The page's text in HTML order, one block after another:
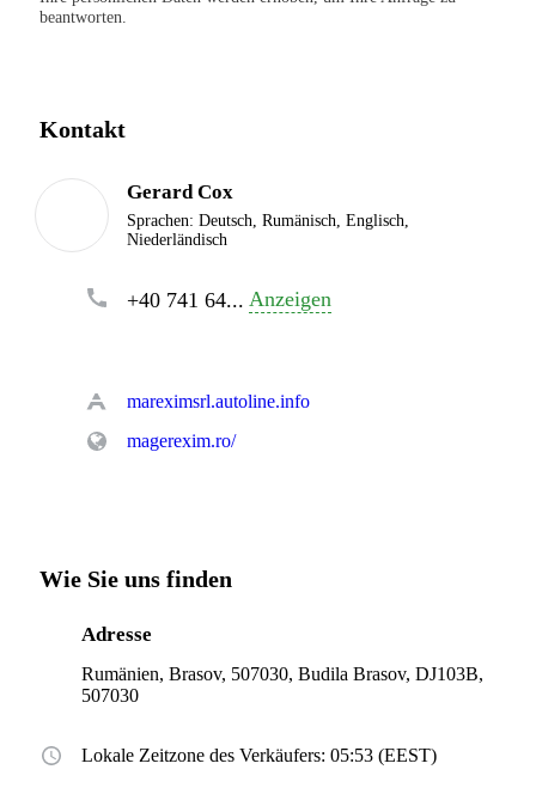
beantworten.
Kontakt
Gerard Cox
Sprachen: Deutsch, Rumänisch, Englisch,
Niederländisch
+40 741 64... Anzeigen
mareximsrl.autoline.info
magerexim.ro/
Wie Sie uns finden
Adresse
Rumänien, Brasov, 507030, Budila Brasov, DJ103B,
507030
Lokale Zeitzone des Verkäufers: 05:53 (EEST)